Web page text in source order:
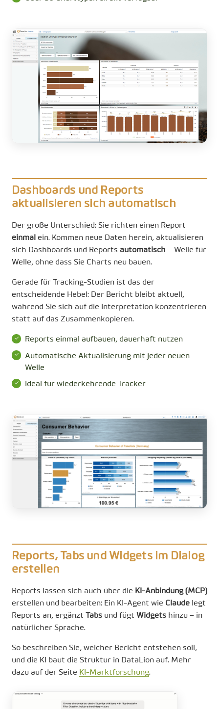
Dashboards und Reports
aktualisieren sich automatisch
Der große Unterschied: Sie richten einen Report
einmal ein. Kommen neue Daten herein, aktualisieren
sich Dashboards und Reports automatisch – Welle für
Welle, ohne dass Sie Charts neu bauen.
Gerade für Tracking-Studien ist das der
entscheidende Hebel: Der Bericht bleibt aktuell,
während Sie sich auf die Interpretation konzentrieren
statt auf das Zusammenkopieren.
Reports einmal aufbauen, dauerhaft nutzen
Automatische Aktualisierung mit jeder neuen
Welle
Ideal für wiederkehrende Tracker
Reports, Tabs und Widgets im Dialog
erstellen
Reports lassen sich auch über die KI-Anbindung (MCP)
erstellen und bearbeiten: Ein KI-Agent wie Claude legt
Reports an, ergänzt
Tabs und fügt Widgets hinzu – in
natürlicher Sprache.
So beschreiben Sie, welcher Bericht entstehen soll,
und die KI baut die Struktur in DataLion auf. Mehr
dazu auf der Seite KI-Marktforschung.